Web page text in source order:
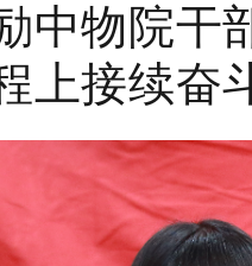
中物院干
上接续奋